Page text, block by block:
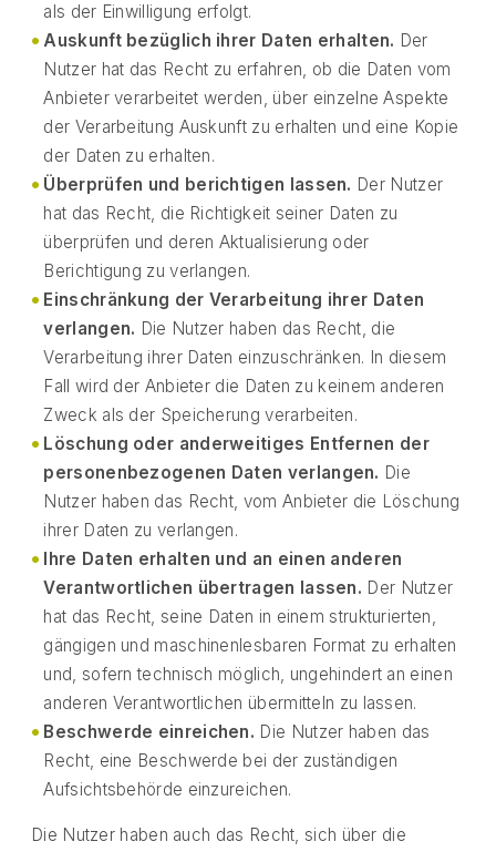
als der Einwilligung erfolgt.
Auskunft bezüglich ihrer Daten erhalten. Der
Nutzer hat das Recht zu erfahren, ob die Daten vom
Anbieter verarbeitet werden, über einzelne Aspekte
der Verarbeitung Auskunft zu erhalten und eine Kopie
der Daten zu erhalten.
Überprüfen und berichtigen lassen. Der Nutzer
hat das Recht, die Richtigkeit seiner Daten zu
überprüfen und deren Aktualisierung oder
Berichtigung zu verlangen.
Einschränkung der Verarbeitung ihrer Daten
verlangen. Die Nutzer haben das Recht, die
Verarbeitung ihrer Daten einzuschränken. In diesem
Fall wird der Anbieter die Daten zu keinem anderen
Zweck als der Speicherung verarbeiten.
Löschung oder anderweitiges Entfernen der
personenbezogenen Daten verlangen. Die
Nutzer haben das Recht, vom Anbieter die Löschung
ihrer Daten zu verlangen.
Ihre Daten erhalten und an einen anderen
Verantwortlichen übertragen lassen. Der Nutzer
hat das Recht, seine Daten in einem strukturierten,
gängigen und maschinenlesbaren Format zu erhalten
und, sofern technisch möglich, ungehindert an einen
anderen Verantwortlichen übermitteln zu lassen.
Beschwerde einreichen. Die Nutzer haben das
Recht, eine Beschwerde bei der zuständigen
Aufsichtsbehörde einzureichen.
Die Nutzer haben auch das Recht, sich über die